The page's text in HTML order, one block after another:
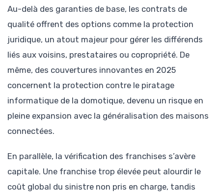
Au-delà des garanties de base, les contrats de
qualité offrent des options comme la protection
juridique, un atout majeur pour gérer les différends
liés aux voisins, prestataires ou copropriété. De
même, des couvertures innovantes en 2025
concernent la protection contre le piratage
informatique de la domotique, devenu un risque en
pleine expansion avec la généralisation des maisons
connectées.
En parallèle, la vérification des franchises s’avère
capitale. Une franchise trop élevée peut alourdir le
coût global du sinistre non pris en charge, tandis